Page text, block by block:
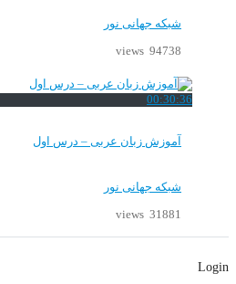
شبکه جهانی نور
94738 views
00:30:36
آموزش زبان عربی – درس اول
شبکه جهانی نور
31881 views
Login